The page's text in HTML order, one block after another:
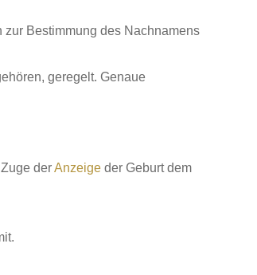
Bestimmung des Nachnamens
geregelt. Genaue
derAnzeige der Geburt dem